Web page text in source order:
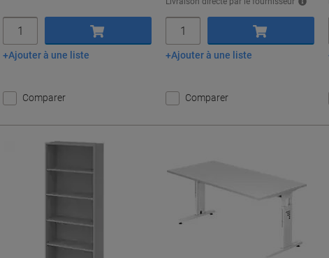
Ajouter au panier
Ajouter à une liste
Comparer
Ajouter au panier
Ajouter à une liste
Comparer